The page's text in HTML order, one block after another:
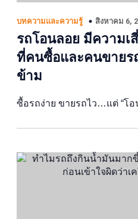
บทความและความรู้ สิงหาคม 6,
รถโอนลอย มีความเ
ที่คนซื้อและคนขายร
ข้าม
ซื้อรถง่าย ขายรถไว…แต่ “โอ